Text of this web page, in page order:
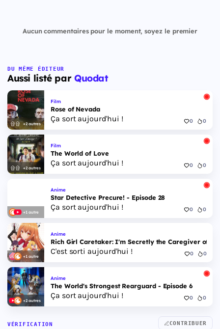
Aucun commentaires pour le moment, soyez le premier
DU MÊME ÉDITEUR
Aussi listé par Quodat
+2 autres
Film
Rose of Nevada
Ça sort aujourd'hui ! 0 0
+2 autres
Film
The World of Love
Ça sort aujourd'hui ! 0 0
+1 autre
Anime
Star Detective Precure! - Episode 28
Ça sort aujourd'hui ! 0 0
+1 autre
Anime
Rich Girl Caretaker: I'm Secretly the Caregiver of
C'est sorti aujourd'hui ! 0 0
+2 autres
Anime
The World's Strongest Rearguard - Episode 6
Ça sort aujourd'hui ! 0 0
VÉRIFICATION CONTRIBUER